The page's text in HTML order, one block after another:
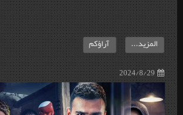
2024/8/29
المزيد... آراؤكم